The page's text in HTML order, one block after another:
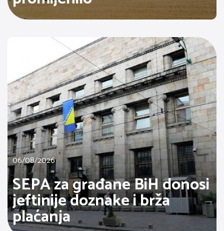
06/08/2026
SEPA za građane BiH donosi
jeftinije doznake i brža
plaćanja